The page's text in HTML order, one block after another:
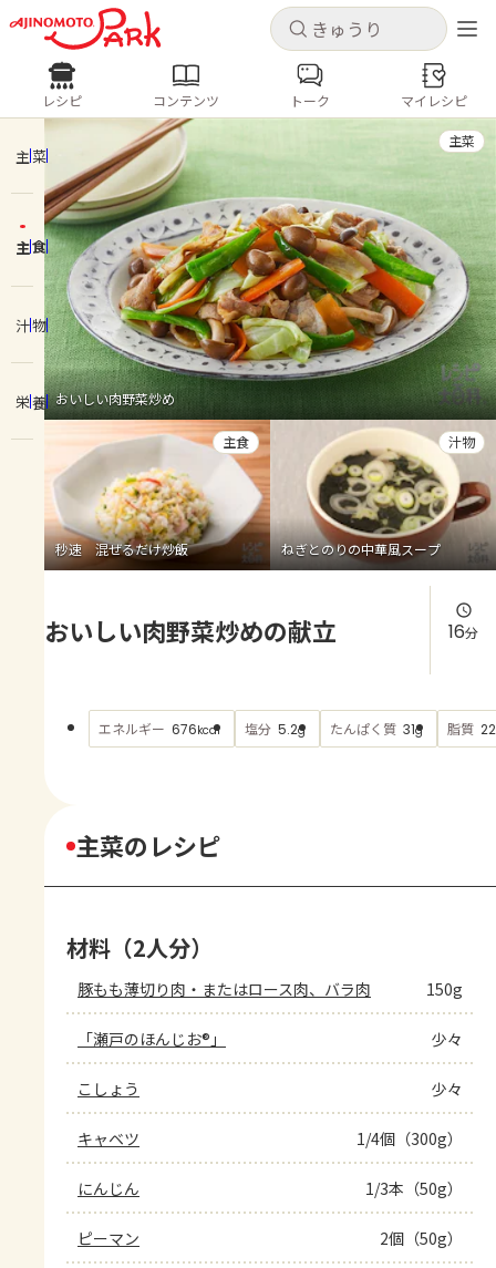
キャンセル
ログインするとレシピを保存できます
ログイン
ホーム
コンテンツ
レシピ
トーク
よくあるお問い合わせ
お買い物
AJINOMOTO PARK とは
キャンセル
レシピ コンテンツ
人気の食材・レシピ
きゅうり なす トマト
とうもろこし
ピーマン
みょうが ゴーヤ
レシピ コンテンツ トーク マイレシピ
主菜
主食
汁物
栄養 おいしい肉野菜炒め
主菜
秒速 混ぜるだけ炒飯
主食
ねぎとのりの中華風スープ
汁物
おいしい肉野菜炒めの献立 16分
エネルギー 676kcal 塩分 5.2g たんぱく質 31g 脂質
主菜のレシピ
材料（2人分）
豚もも薄切り肉・またはロース肉、バラ肉 150g
「瀬戸のほんじお®」 少々
こしょう 少々
キャベツ 1/4個（300g）
にんじん 1/3本（50g）
ピーマン 2個（50g）